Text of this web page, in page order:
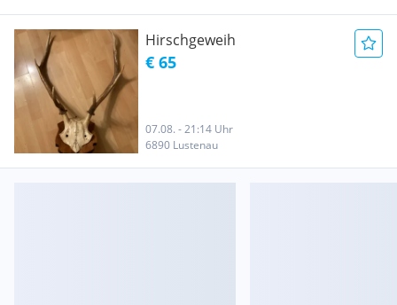
Hirschgeweih
€ 65
07.08. - 21:14 Uhr
6890 Lustenau